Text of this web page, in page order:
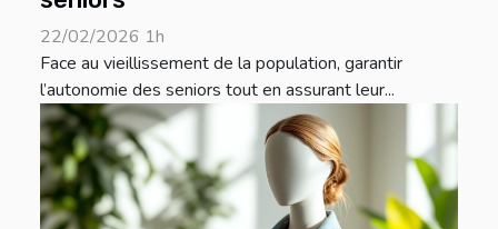
22/02/2026 1h
Face au vieillissement de la population, garantir
l’autonomie des seniors tout en assurant leur...